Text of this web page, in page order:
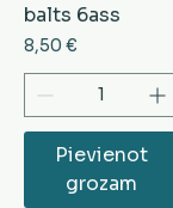
balts 6ass
Cena
8,50 €
Pievienot
grozam